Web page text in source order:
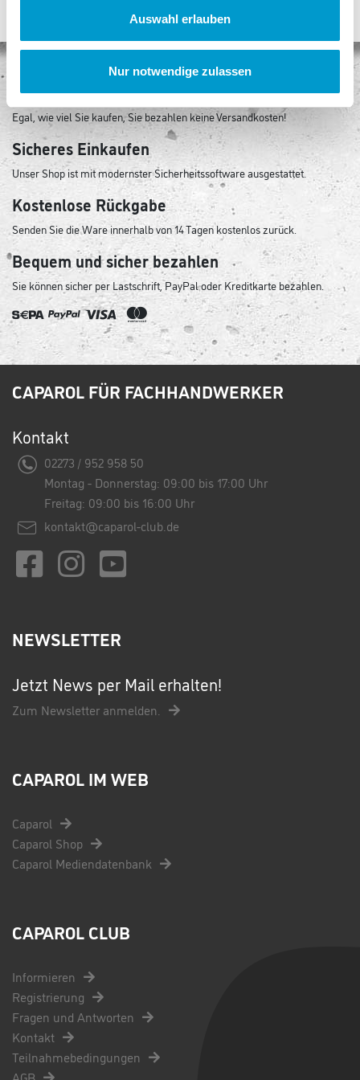
Auswahl erlauben
Nur notwendige zulassen
Keine Versandkosten
Egal, wie viel Sie kaufen, Sie bezahlen keine Versandkosten!
Sicheres Einkaufen
Unser Shop ist mit modernster Sicherheitssoftware ausgestattet.
Kostenlose Rückgabe
Senden Sie die Ware innerhalb von 14 Tagen kostenlos zurück.
Bequem und sicher bezahlen
Sie können sicher per Lastschrift, PayPal oder Kreditkarte bezahlen.
CAPAROL FÜR FACHHANDWERKER
Kontakt
02273 / 952 958 50
Montag - Donnerstag: 09:00 bis 17:00 Uhr
Freitag: 09:00 bis 16:00 Uhr
kontakt@caparol-club.de
NEWSLETTER
Jetzt News per Mail erhalten!
Zum Newsletter anmelden.
CAPAROL IM WEB
Caparol
Caparol Shop
Caparol Mediendatenbank
CAPAROL CLUB
Informieren
Registrierung
Fragen und Antworten
Kontakt
Teilnahmebedingungen